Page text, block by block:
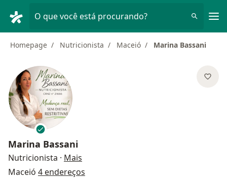
O que você está procurando?
Homepage Nutricionista Maceió Marina Bassani
Marina Bassani
Nutricionista · Mais
Maceió 4 endereços